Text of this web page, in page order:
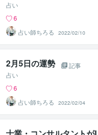
占い
6
占い師ちろる
2022/02/10
2月5日の運勢
記事
占い
6
占い師ちろる
2022/02/04